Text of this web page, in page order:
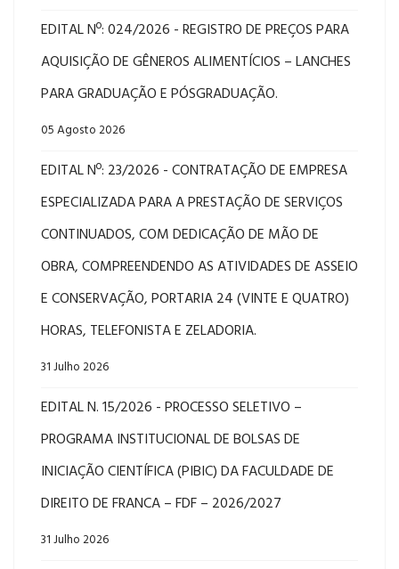
EDITAL Nº: 024/2026 - REGISTRO DE PREÇOS PARA
AQUISIÇÃO DE GÊNEROS ALIMENTÍCIOS – LANCHES
PARA GRADUAÇÃO E PÓSGRADUAÇÃO.
05 Agosto 2026
EDITAL Nº: 23/2026 - CONTRATAÇÃO DE EMPRESA
ESPECIALIZADA PARA A PRESTAÇÃO DE SERVIÇOS
CONTINUADOS, COM DEDICAÇÃO DE MÃO DE
OBRA, COMPREENDENDO AS ATIVIDADES DE ASSEIO
E CONSERVAÇÃO, PORTARIA 24 (VINTE E QUATRO)
HORAS, TELEFONISTA E ZELADORIA.
31 Julho 2026
EDITAL N. 15/2026 - PROCESSO SELETIVO –
PROGRAMA INSTITUCIONAL DE BOLSAS DE
INICIAÇÃO CIENTÍFICA (PIBIC) DA FACULDADE DE
DIREITO DE FRANCA – FDF – 2026/2027
31 Julho 2026